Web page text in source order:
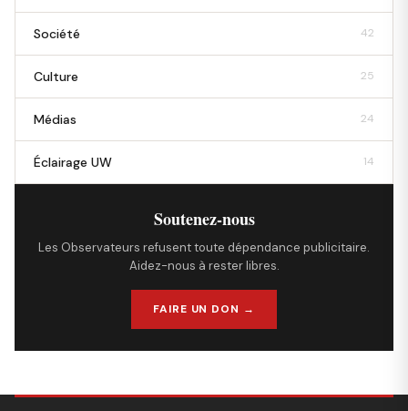
Société 42
Culture 25
Médias 24
Éclairage UW 14
Soutenez-nous
Les Observateurs refusent toute dépendance publicitaire.
Aidez-nous à rester libres.
FAIRE UN DON →